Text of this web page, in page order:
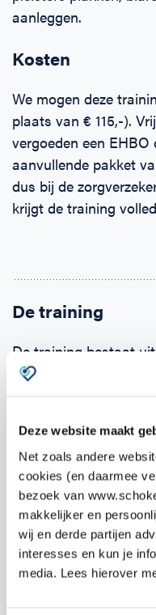
Deze website maakt
Net zoals andere
cookies (en daarmee
bezoek van
makkelijker en
wij en derde partijen
interesses en kun je
media. Lees hierover
aanleggen.
Kosten
We mogen deze
plaats van € 115,-).
vergoeden een
aanvullende pakket
dus bij de
krijgt de training
De training
De training bestaat uit
Hierin komen alle
theorie eigen maken.
Het tweede deel is
22:00 uurop
maandag10